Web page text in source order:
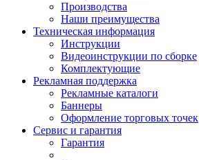
Производства
Наши преимущества
Техническая информация
Инструкции
Видеоинструкции по сборке
Комплектующие
Рекламная поддержка
Рекламные каталоги
Баннеры
Оформление торговых точек
Сервис и гарантия
Гарантия